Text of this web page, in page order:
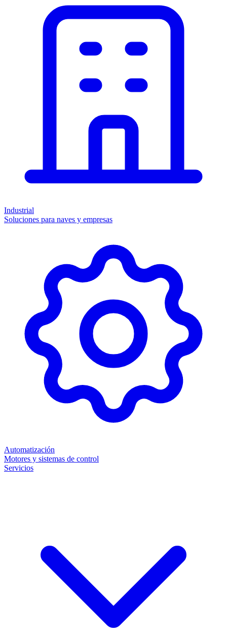
Industrial
Soluciones para naves y empresas
Automatización
Motores y sistemas de control
Servicios